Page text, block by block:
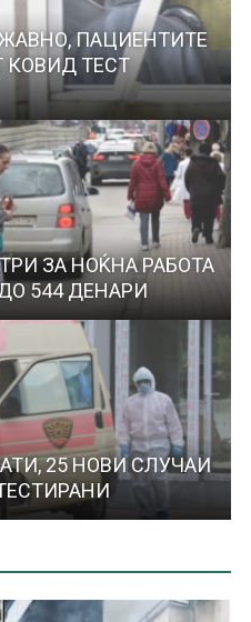
ПАЦИЕНТИТЕ
КОВИД ТЕСТ
ЗА НОЌНА РАБОТА
544 ДЕНАРИ
25 НОВИ СЛУЧАИ